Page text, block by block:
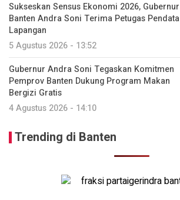
Sukseskan Sensus Ekonomi 2026, Gubernur
Banten Andra Soni Terima Petugas Pendata
Lapangan
5 Agustus 2026 - 13:52
Gubernur Andra Soni Tegaskan Komitmen
Pemprov Banten Dukung Program Makan
Bergizi Gratis
4 Agustus 2026 - 14:10
Trending di Banten